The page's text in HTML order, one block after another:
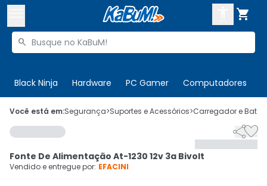

Buscar produtos

Black Ninja Hardware PC Gamer Computadores
 Olá. Acesse sua conta
 Departamentos
Cupons
CADASTRE-SE
Você está em:Segurança>Suportes e Acessórios>Carregador e

Fonte De Alimentação At-1230 12v 3a Bivolt
Vendido e entregue por: EFACINI